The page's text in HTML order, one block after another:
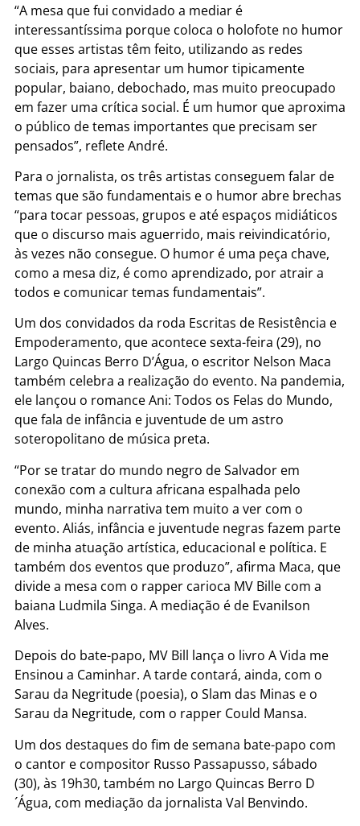
“A mesa que fui convidado a mediar é
interessantíssima porque coloca o holofote no humor
que esses artistas têm feito, utilizando as redes
sociais, para apresentar um humor tipicamente
popular, baiano, debochado, mas muito preocupado
em fazer uma crítica social. É um humor que aproxima
o público de temas importantes que precisam ser
pensados”, reflete André.
Para o jornalista, os três artistas conseguem falar de
temas que são fundamentais e o humor abre brechas
“para tocar pessoas, grupos e até espaços midiáticos
que o discurso mais aguerrido, mais reivindicatório,
às vezes não consegue. O humor é uma peça chave,
como a mesa diz, é como aprendizado, por atrair a
todos e comunicar temas fundamentais”.
Um dos convidados da roda Escritas de Resistência e
Empoderamento, que acontece sexta-feira (29), no
Largo Quincas Berro D’Água, o escritor Nelson Maca
também celebra a realização do evento. Na pandemia,
ele lançou o romance Ani: Todos os Felas do Mundo,
que fala de infância e juventude de um astro
soteropolitano de música preta.
“Por se tratar do mundo negro de Salvador em
conexão com a cultura africana espalhada pelo
mundo, minha narrativa tem muito a ver com o
evento. Aliás, infância e juventude negras fazem parte
de minha atuação artística, educacional e política. E
também dos eventos que produzo”, afirma Maca, que
divide a mesa com o rapper carioca MV Bille com a
baiana Ludmila Singa. A mediação é de Evanilson
Alves.
Depois do bate-papo, MV Bill lança o livro A Vida me
Ensinou a Caminhar. A tarde contará, ainda, com o
Sarau da Negritude (poesia), o Slam das Minas e o
Sarau da Negritude, com o rapper Could Mansa.
Um dos destaques do fim de semana bate-papo com
o cantor e compositor Russo Passapusso, sábado
(30), às 19h30, também no Largo Quincas Berro D
´Água, com mediação da jornalista Val Benvindo.